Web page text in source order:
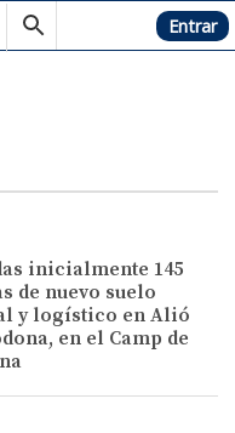
Hemeroteca Entrar
inicialmente 145
de nuevo suelo
y logístico en Alió
en el Camp de